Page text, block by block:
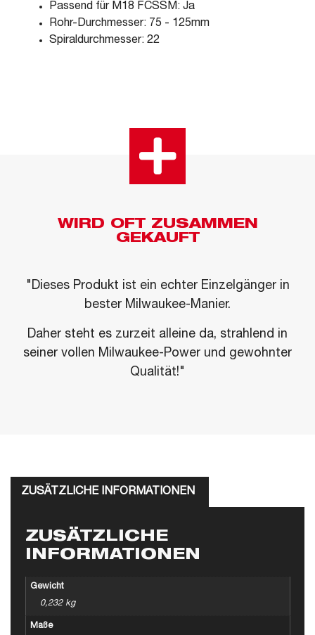
Passend für M18 FCSSM: Ja
Rohr-Durchmesser: 75 - 125mm
Spiraldurchmesser: 22
WIRD OFT ZUSAMMEN
GEKAUFT
"Dieses Produkt ist ein echter Einzelgänger in
bester Milwaukee-Manier.
Daher steht es zurzeit alleine da, strahlend in
seiner vollen Milwaukee-Power und gewohnter
Qualität!"
ZUSÄTZLICHE INFORMATIONEN
ZUSÄTZLICHE
INFORMATIONEN
Gewicht
0,232 kg
Maße